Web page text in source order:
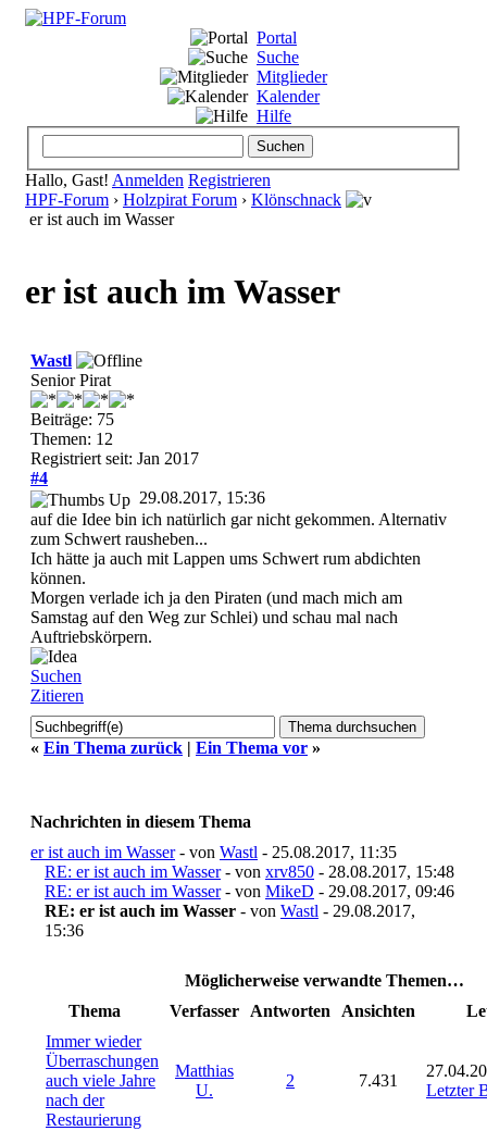
Portal
Suche
Mitglieder
Kalender
Hilfe
Hallo, Gast! Anmelden Registrieren
HPF-Forum › Holzpirat Forum › Klönschnack
er ist auch im Wasser
er ist auch im Wasser
Wastl
Senior Pirat
Beiträge: 75
Themen: 12
Registriert seit: Jan 2017
#4
29.08.2017, 15:36
auf die Idee bin ich natürlich gar nicht gekommen. Alternativ
zum Schwert rausheben...
Ich hätte ja auch mit Lappen ums Schwert rum abdichten
können.
Morgen verlade ich ja den Piraten (und mach mich am
Samstag auf den Weg zur Schlei) und schau mal nach
Auftriebskörpern.
Suchen
Zitieren
« Ein Thema zurück Ein Thema vor »
Nachrichten in diesem Thema
er ist auch im Wasser - von Wastl - 25.08.2017, 11:35
RE: er ist auch im Wasser - von xrv850 - 28.08.2017, 15:48
RE: er ist auch im Wasser - von MikeD - 29.08.2017, 09:46
RE: er ist auch im Wasser - von Wastl - 29.08.2017,
15:36
Möglicherweise verwandte Themen…
Thema
Verfasser Antworten Ansichten
Immer wieder
Überraschungen
auch viele Jahre
nach der
Restaurierung
Matthias
U.
2 7.431
Letzter